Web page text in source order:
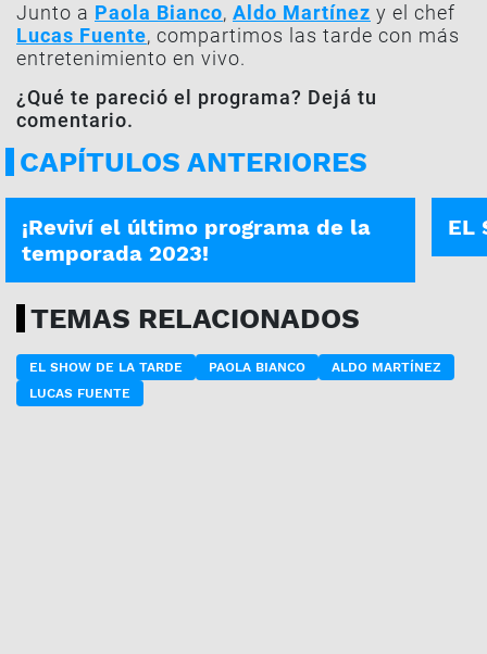
Junto a Paola Bianco, Aldo Martínez y el chef
Lucas Fuente, compartimos las tarde con más
entretenimiento en vivo.
¿Qué te pareció el programa? Dejá tu
comentario.
CAPÍTULOS ANTERIORES
EL SHOW DE LA TARDE | 29-09-2023
¡Reviví el último programa de la
temporada 2023!
EL
TEMAS RELACIONADOS
EL SHOW DE LA TARDE PAOLA BIANCO
ALDO MARTÍNEZ
LUCAS FUENTE